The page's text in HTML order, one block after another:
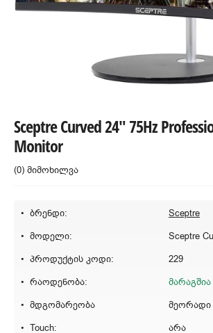
Sceptre Curved 24" 75Hz
Monitor
(0) მიმოხილვა
ბრენდი:
Sceptre
მოდელი:
პროდუქტის კოდი:
229
რაოდენობა:
მარაგშია
მდგომარეობა
მეორადი
Touch:
არა